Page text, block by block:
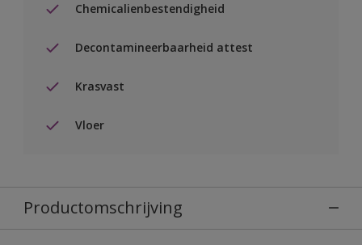
Chemicalienbestendigheid
Decontamineerbaarheid attest
Krasvast
Vloer
Productomschrijving